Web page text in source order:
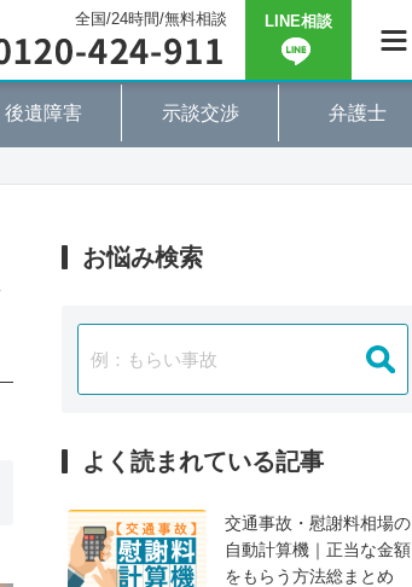
全国/24時間/無料相談 LINE相談
後遺障害 示談交渉 弁護士
お悩み検索
よく読まれている記事
交通事故・慰謝料相場の
自動計算機｜正当な金額
をもらう方法総まとめ